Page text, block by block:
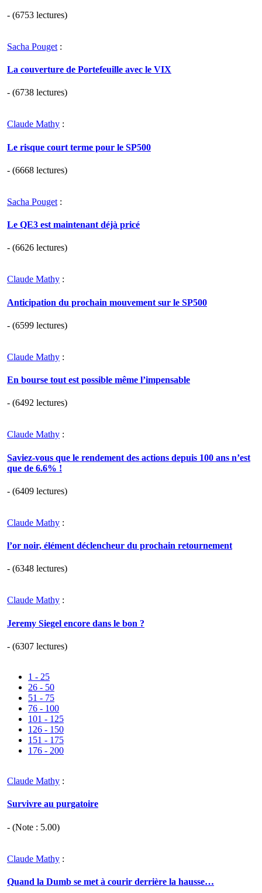
- (6753 lectures)
Sacha Pouget :
La couverture de Portefeuille avec le VIX
- (6738 lectures)
Claude Mathy :
Le risque court terme pour le SP500
- (6668 lectures)
Sacha Pouget :
Le QE3 est maintenant déjà pricé
- (6626 lectures)
Claude Mathy :
Anticipation du prochain mouvement sur le SP500
- (6599 lectures)
Claude Mathy :
En bourse tout est possible même l’impensable
- (6492 lectures)
Claude Mathy :
Saviez-vous que le rendement des actions depuis 100 ans n’est
que de 6.6% !
- (6409 lectures)
Claude Mathy :
l’or noir, élément déclencheur du prochain retournement
- (6348 lectures)
Claude Mathy :
Jeremy Siegel encore dans le bon ?
- (6307 lectures)
1 - 25
26 - 50
51 - 75
76 - 100
101 - 125
126 - 150
151 - 175
176 - 200
Claude Mathy :
Survivre au purgatoire
- (Note : 5.00)
Claude Mathy :
Quand la Dumb se met à courir derrière la hausse…